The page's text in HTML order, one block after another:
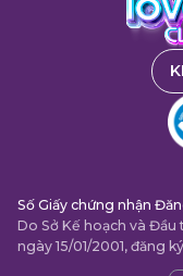
Số Giấy chứng nhận
Do Sở Kế hoạch và Đầu
ngày 15/01/2001, đăng